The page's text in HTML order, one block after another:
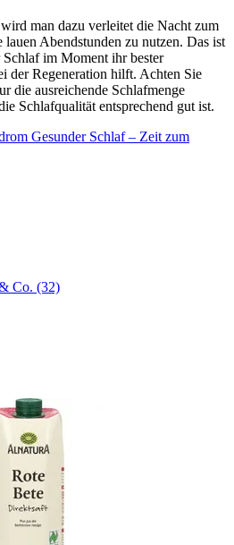
man dazu verleitet die Nacht zum
lauen Abendstunden zu nutzen. Das ist
im Moment ihr bester
der Regeneration hilft. Achten Sie
die ausreichende Schlafmenge
Schlafqualität entsprechend gut ist.
Gesunder Schlaf – Zeit zum
Co. (32)